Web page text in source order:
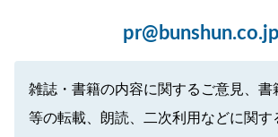
pr@bunshun.co.jp
雑誌・書籍の内容に関するご意見、書
等の転載、朗読、二次利用などに関す